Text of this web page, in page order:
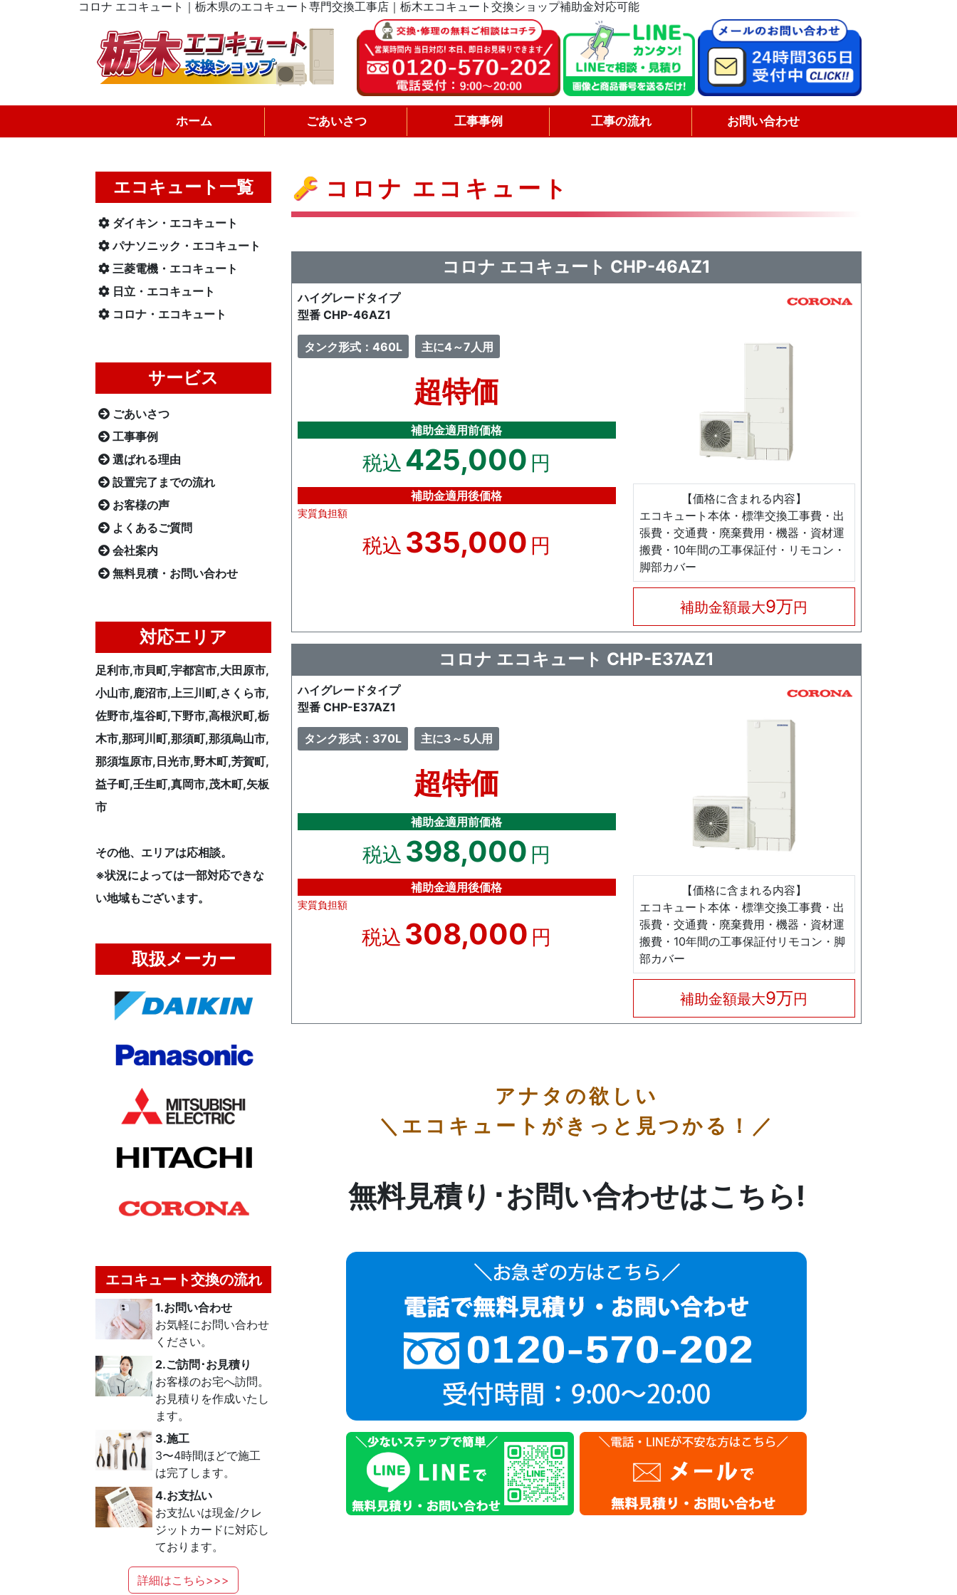
コロナ エコキュート｜栃木県のエコキュート専門交換工事店｜栃木エコキュート交換ショップ補助金対応可能
ホーム ごあいさつ 工事事例 工事の流れ お問い合わせ
エコキュート一覧
ダイキン・エコキュート
パナソニック・エコキュート
三菱電機・エコキュート
日立・エコキュート
コロナ・エコキュート
サービス
ごあいさつ
工事事例
選ばれる理由
設置完了までの流れ
お客様の声
よくあるご質問
会社案内
無料見積・お問い合わせ
対応エリア
足利市,市貝町,宇都宮市,大田原市,
小山市,鹿沼市,上三川町,さくら市,
佐野市,塩谷町,下野市,高根沢町,栃
木市,那珂川町,那須町,那須烏山市,
那須塩原市,日光市,野木町,芳賀町,
益子町,壬生町,真岡市,茂木町,矢板
市
その他、エリアは応相談。
※状況によっては一部対応できな
い地域もございます。
取扱メーカー
エコキュート交換の流れ
1.お問い合わせ
お気軽にお問い合わせ
ください。
2.ご訪問･お見積り
お客様のお宅へ訪問。
お見積りを作成いたし
ます。
3.施工
3〜4時間ほどで施工
は完了します。
4.お支払い
お支払いは現金/クレ
ジットカードに対応し
ております。
詳細はこちら>>>
コロナ エコキュート
コロナ エコキュート CHP-46AZ1
ハイグレードタイプ
型番 CHP-46AZ1
タンク形式：460L 主に4～7人用
超特価
補助金適用前価格
税込 425,000 円
補助金適用後価格
実質負担額
税込 335,000 円
【価格に含まれる内容】
エコキュート本体・標準交換工事費・出
張費・交通費・廃棄費用・機器・資材運
搬費・10年間の工事保証付・リモコン・
脚部カバー
補助金額最大9万円
コロナ エコキュート CHP-E37AZ1
ハイグレードタイプ
型番 CHP-E37AZ1
タンク形式：370L 主に3～5人用
超特価
補助金適用前価格
税込 398,000 円
補助金適用後価格
実質負担額
税込 308,000 円
【価格に含まれる内容】
エコキュート本体・標準交換工事費・出
張費・交通費・廃棄費用・機器・資材運
搬費・10年間の工事保証付リモコン・脚
部カバー
補助金額最大9万円
アナタの欲しい
＼エコキュートがきっと見つかる！／
無料見積り･お問い合わせはこちら!